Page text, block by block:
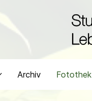
Archiv Fotothek